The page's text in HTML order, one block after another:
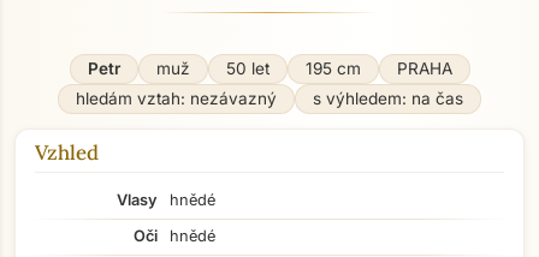
Petr muž 50 let 195 cm
PRAHA
hledám vztah: nezávazný
s výhledem: na čas
Vzhled
Vlasy
hnědé
Oči
hnědé